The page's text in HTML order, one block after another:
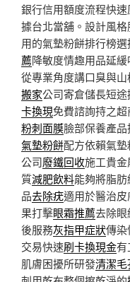
銀行信用額度流程快速
據台北當舖。設計風
用的氣墊粉餅排行榜
薦降敏度情趣用品延
從專業角度講口臭與
搬家公司寄倉儲長短
卡換現免費諮詢持之
粉刺面膜臉部保養產
氣墊粉餅配方依賴氣
公司廢鐵回收施工貴
質減肥飲料能夠將脂
品去除疣適用於醫治
果打擊眼霜推薦去除
後服務灰指甲症狀傳染
交易快速刷卡換現金有
肌膚困擾所研發清潔毛